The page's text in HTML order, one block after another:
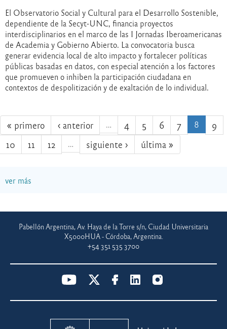
El Observatorio Social y Cultural para el Desarrollo Sostenible,
dependiente de la Secyt-UNC, financia proyectos
interdisciplinarios en el marco de las I Jornadas Iberoamericanas
de Academia y Gobierno Abierto. La convocatoria busca
generar evidencia local de alto impacto y fortalecer políticas
públicas basadas en datos, con especial atención a los factores
que promueven o inhiben la participación ciudadana en
contextos de despolitización y de exaltación de lo individual.
« primero ‹ anterior … 4 5 6 7 8
9
10
11 12 … siguiente › última »
ver más
Pabellón Argentina, Av. Haya de la Torre s/n, Ciudad Universitaria
X5000HUA - Córdoba, Argentina.
+54 351 535 3700